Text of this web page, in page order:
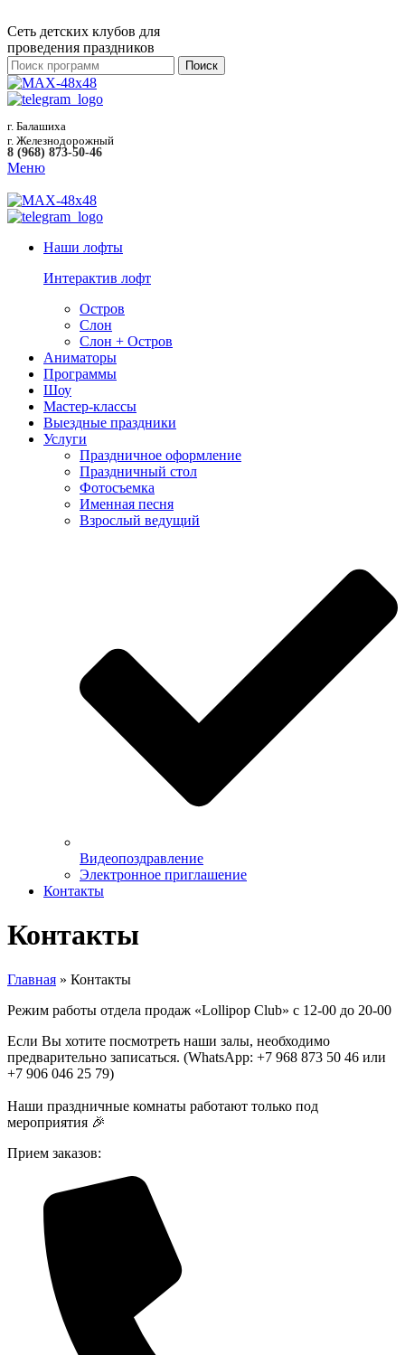
Сеть детских клубов для
проведения праздников
Поиск
г. Балашиха
г. Железнодорожный
8 (968) 873-50-46
Меню
Наши лофты
Интерактив лофт
Остров
Слон
Слон + Остров
Аниматоры
Программы
Шоу
Мастер-классы
Выездные праздники
Услуги
Праздничное оформление
Праздничный стол
Фотосъемка
Именная песня
Взрослый ведущий
Видеопоздравление
Электронное приглашение
Контакты
Контакты
Главная » Контакты
Режим работы отдела продаж «Lollipop Club» с 12-00 до 20-00
Если Вы хотите посмотреть наши залы, необходимо
предварительно записаться. (WhatsApp: +7 968 873 50 46 или
+7 906 046 25 79)
Наши праздничные комнаты работают только под
мероприятия 🎉
Прием заказов: